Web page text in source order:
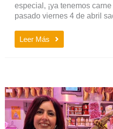
especial, ¡ya tenemos
pasado viernes 4 de abril
Leer Más